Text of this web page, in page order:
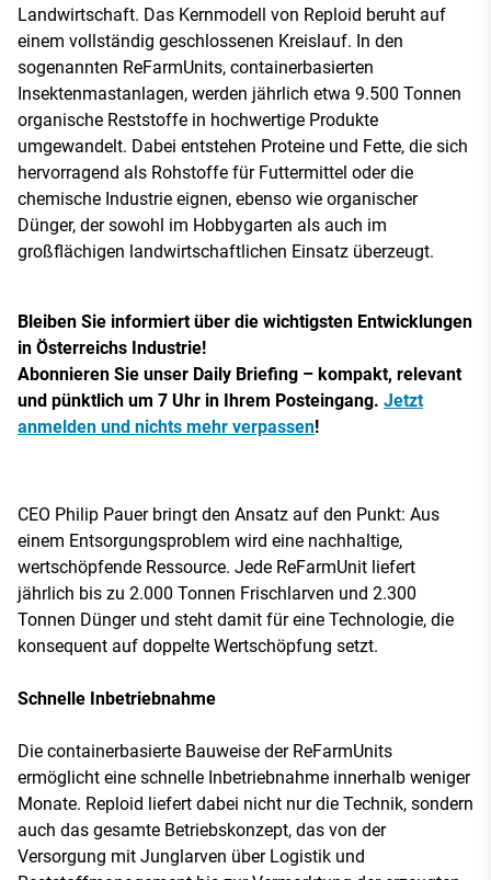
Landwirtschaft. Das Kernmodell von Reploid beruht auf
einem vollständig geschlossenen Kreislauf. In den
sogenannten ReFarmUnits, containerbasierten
Insektenmastanlagen, werden jährlich etwa 9.500 Tonnen
organische Reststoffe in hochwertige Produkte
umgewandelt. Dabei entstehen Proteine und Fette, die sich
hervorragend als Rohstoffe für Futtermittel oder die
chemische Industrie eignen, ebenso wie organischer
Dünger, der sowohl im Hobbygarten als auch im
großflächigen landwirtschaftlichen Einsatz überzeugt.
Bleiben Sie informiert über die wichtigsten Entwicklungen
in Österreichs Industrie!
Abonnieren Sie unser Daily Briefing – kompakt, relevant
und pünktlich um 7 Uhr in Ihrem Posteingang. Jetzt
anmelden und nichts mehr verpassen!
CEO Philip Pauer bringt den Ansatz auf den Punkt: Aus
einem Entsorgungsproblem wird eine nachhaltige,
wertschöpfende Ressource. Jede ReFarmUnit liefert
jährlich bis zu 2.000 Tonnen Frischlarven und 2.300
Tonnen Dünger und steht damit für eine Technologie, die
konsequent auf doppelte Wertschöpfung setzt.
Schnelle Inbetriebnahme
Die containerbasierte Bauweise der ReFarmUnits
ermöglicht eine schnelle Inbetriebnahme innerhalb weniger
Monate. Reploid liefert dabei nicht nur die Technik, sondern
auch das gesamte Betriebskonzept, das von der
Versorgung mit Junglarven über Logistik und